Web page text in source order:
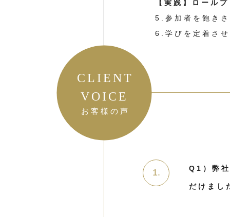
【実践】ロール
5.参加者を飽き
6.学びを定着さ
CLIENT
VOICE
お客様の声
Q1）弊
だけまし